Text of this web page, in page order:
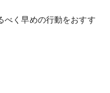
べく早めの行動をおすす